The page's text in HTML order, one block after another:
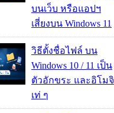
บนเว็บ หรือแอปฯ
เสี่ยงบน Windows 11
วิธีตั้งชื่อไฟล์ บน
Windows 10 / 11 เป็น
ตัวอักขระ และอิโมจิ
เท่ ๆ